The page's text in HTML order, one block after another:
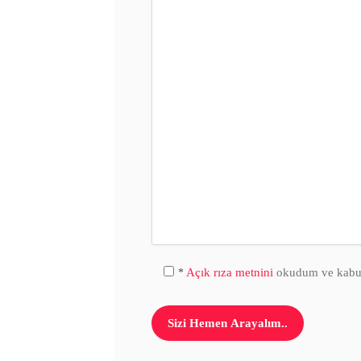
* Açık rıza metnini okudum ve